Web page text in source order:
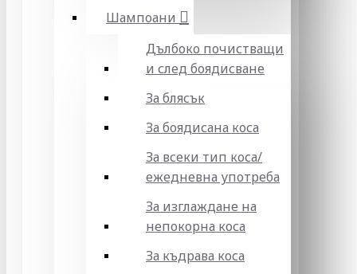
Шампоани
Дълбоко почистващи
и след боядисване
За блясък
За боядисана коса
За всеки тип коса/
ежедневна употреба
За изглаждане на
непокорна коса
За къдрава коса